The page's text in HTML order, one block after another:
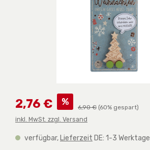
Verkaufspreis:
2,76 € % Regulärer Preis:
6,90 € (60% gespart)
inkl. MwSt. zzgl. Versand
verfügbar, Lieferzeit DE: 1-3 Werktage